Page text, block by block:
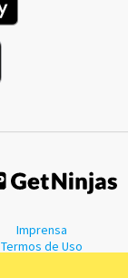
Imprensa
Termos de Uso